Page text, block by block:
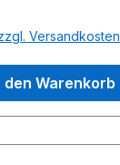
Versandkosten
den Warenkorb